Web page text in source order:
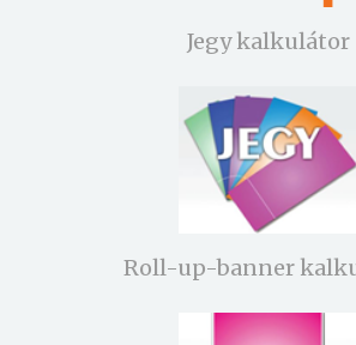
Jegy kalkulátor
Roll-up-banner